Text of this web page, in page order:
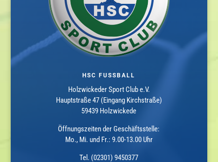
HSC FUSSBALL
Holzwickeder Sport Club e.V.
Hauptstraße 47 (Eingang Kirchstraße)
59439 Holzwickede
Öffnungszeiten der Geschäftsstelle:
Mo., Mi. und Fr.: 9.00-13.00 Uhr
Tel. (02301) 9450377